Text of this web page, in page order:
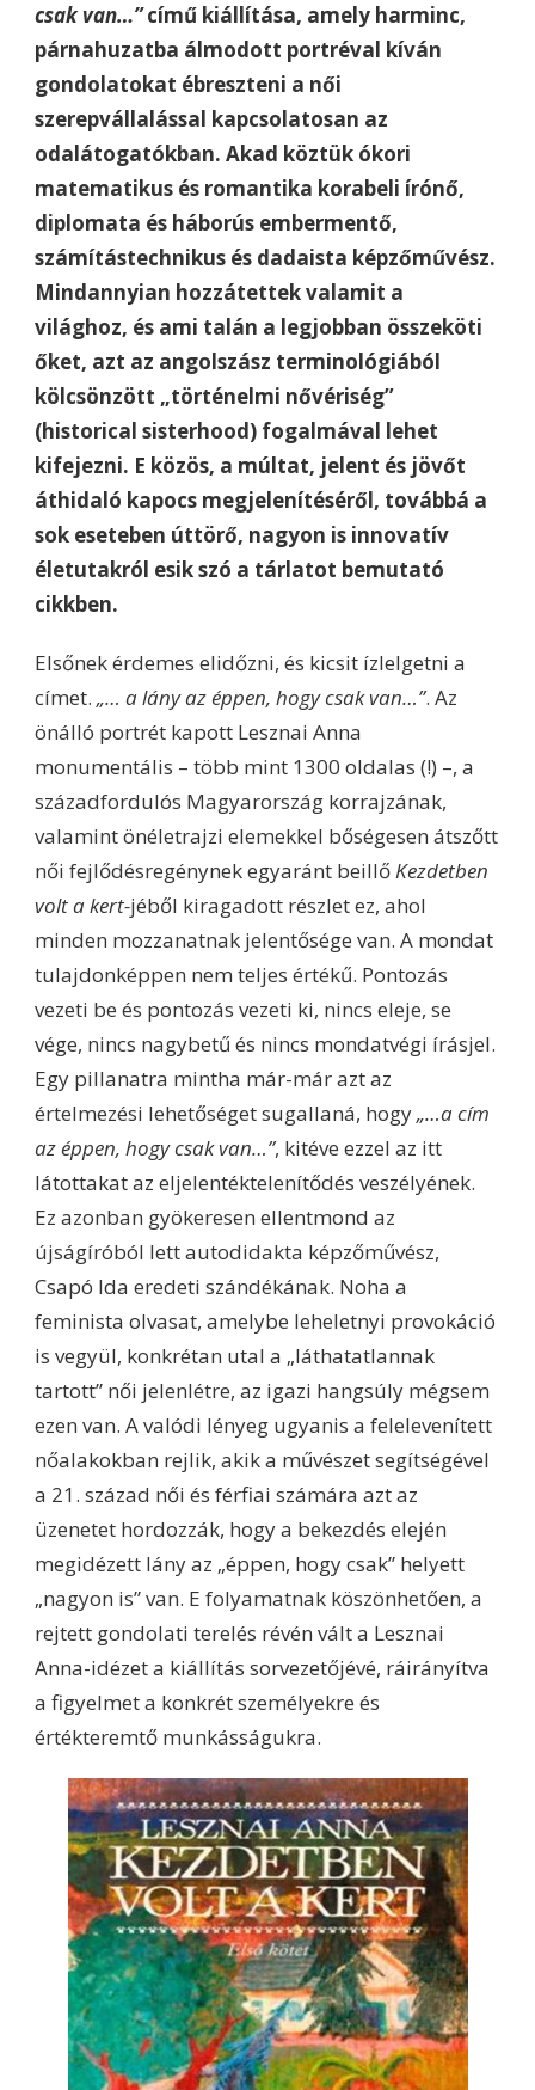
csak van…”című kiállítása, amely harminc,
párnahuzatba álmodott portréval kíván
gondolatokat ébreszteni a női
szerepvállalással kapcsolatosan az
odalátogatókban. Akad köztük ókori
matematikus és romantika korabeli írónő,
diplomata és háborús embermentő,
számítástechnikus és dadaista képzőművész.
Mindannyian hozzátettek valamit a
világhoz, és ami talán a legjobban összeköti
őket, azt az angolszász terminológiából
kölcsönzött „történelmi nővériség”
(historical sisterhood) fogalmával lehet
kifejezni. E közös, a múltat, jelent és jövőt
áthidaló kapocs megjelenítéséről, továbbá a
sok eseteben úttörő, nagyon is innovatív
életutakról esik szó a tárlatot bemutató
cikkben.
Elsőnek érdemes elidőzni, és kicsit ízlelgetni a
címet. „… a lány az éppen, hogy csak van…”. Az
önálló portrét kapott Lesznai Anna
monumentális – több mint 1300 oldalas (!) –, a
századfordulós Magyarország korrajzának,
valamint önéletrajzi elemekkel bőségesen átszőtt
női fejlődésregénynek egyaránt beillőKezdetben
volt a kert-jéből kiragadott részlet ez, ahol
minden mozzanatnak jelentősége van. A mondat
tulajdonképpen nem teljes értékű. Pontozás
vezeti be és pontozás vezeti ki, nincs eleje, se
vége, nincs nagybetű és nincs mondatvégi írásjel.
Egy pillanatra mintha már-már azt az
értelmezési lehetőséget sugallaná, hogy„…a cím
az éppen, hogy csak van…”, kitéve ezzel az itt
látottakat az eljelentéktelenítődés veszélyének.
Ez azonban gyökeresen ellentmond az
újságíróból lett autodidakta képzőművész,
Csapó Ida eredeti szándékának. Noha a
feminista olvasat, amelybe leheletnyi provokáció
is vegyül, konkrétan utal a „láthatatlannak
tartott” női jelenlétre, az igazi hangsúly mégsem
ezen van. A valódi lényeg ugyanis a felelevenített
nőalakokban rejlik, akik a művészet segítségével
a 21. század női és férfiai számára azt az
üzenetet hordozzák, hogy a bekezdés elején
megidézett lány az „éppen, hogy csak” helyett
„nagyon is” van. E folyamatnak köszönhetően, a
rejtett gondolati terelés révén vált a Lesznai
Anna-idézet a kiállítás sorvezetőjévé, ráirányítva
a figyelmet a konkrét személyekre és
értékteremtő munkásságukra.